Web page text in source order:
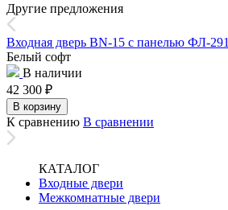
Другие предложения
Входная дверь BN-15 с панелью ФЛ-291
Белый софт
В наличии
42 300 ₽
В корзину
К сравнению В сравнении
КАТАЛОГ
Входные двери
Межкомнатные двери